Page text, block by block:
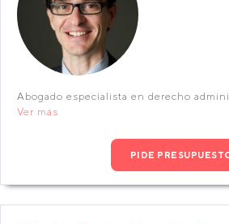
Abogado especialista en derecho
Ver más
PIDE